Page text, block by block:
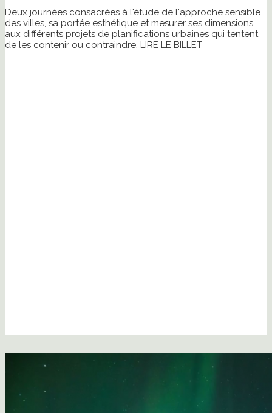
Deux journées consacrées à l'étude de l'approche sensible
des villes, sa portée esthétique et mesurer ses dimensions
aux différents projets de planifications urbaines qui tentent
de les contenir ou contraindre. LIRE LE BILLET